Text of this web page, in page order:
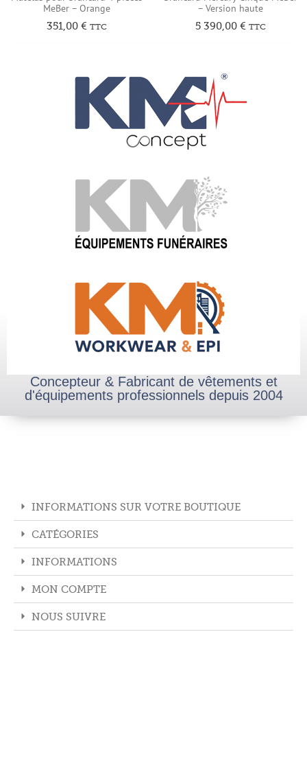
MeBer – Orange
351,00 € TTC
– Version haute
5 390,00 € TTC
Concepteur & Fabricant de vêtements et
d'équipements professionnels depuis 2004
INFORMATIONS SUR VOTRE BOUTIQUE
CATÉGORIES
INFORMATIONS
MON COMPTE
NOUS SUIVRE